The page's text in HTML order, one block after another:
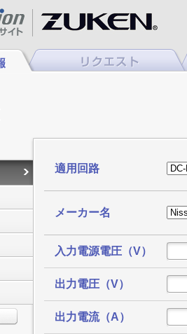
適用回路
メーカー名
入力電源電圧（V）
出力電圧（V）
出力電流（A）